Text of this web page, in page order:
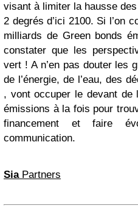
visant à limiter la hausse
2 degrés d’ici 2100. Si l’on
milliards de Green bonds
constater que les
vert ! A n’en pas douter les
de l’énergie, de l’eau, des
, vont occuper le devant de
émissions à la fois pour
financement et faire
communication.
SiaPartners